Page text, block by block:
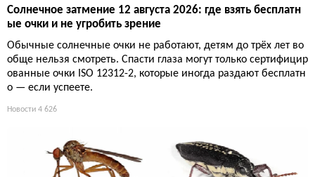
Солнечное затмение 12 августа 2026: где взять бесплатн
ые очки и не угробить зрение
Обычные солнечные очки не работают, детям до трёх лет во
обще нельзя смотреть. Спасти глаза могут только сертифицир
ованные очки ISO 12312-2, которые иногда раздают бесплатн
о — если успеете.
Новости 4 626